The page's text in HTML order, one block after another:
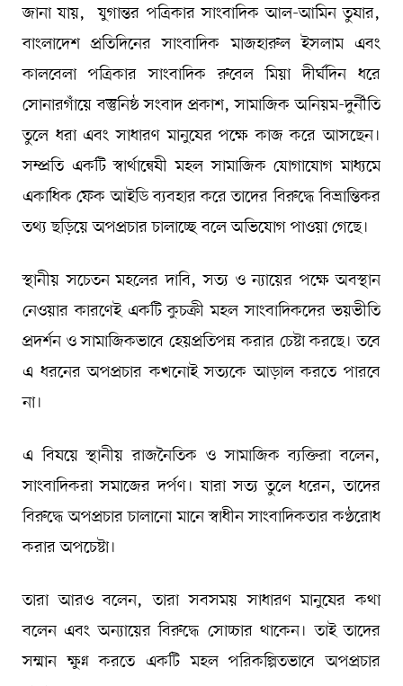
জানা যায়, যুগান্তর পত্রিকার সাংবাদিক আল-আমিন তুষার,
বাংলাদেশ প্রতিদিনের সাংবাদিক মাজহারুল ইসলাম এবং
কালবেলা পত্রিকার সাংবাদিক রুবেল মিয়া দীর্ঘদিন ধরে
সোনারগাঁয়ে বস্তুনিষ্ঠ সংবাদ প্রকাশ, সামাজিক অনিয়ম-দুর্নীতি
তুলে ধরা এবং সাধারণ মানুষের পক্ষে কাজ করে আসছেন।
সম্প্রতি একটি স্বার্থান্বেষী মহল সামাজিক যোগাযোগ মাধ্যমে
একাধিক ফেক আইডি ব্যবহার করে তাদের বিরুদ্ধে বিভ্রান্তিকর
তথ্য ছড়িয়ে অপপ্রচার চালাচ্ছে বলে অভিযোগ পাওয়া গেছে।
স্থানীয় সচেতন মহলের দাবি, সত্য ও ন্যায়ের পক্ষে অবস্থান
নেওয়ার কারণেই একটি কুচক্রী মহল সাংবাদিকদের ভয়ভীতি
প্রদর্শন ও সামাজিকভাবে হেয়প্রতিপন্ন করার চেষ্টা করছে। তবে
এ ধরনের অপপ্রচার কখনোই সত্যকে আড়াল করতে পারবে
না।
এ বিষয়ে স্থানীয় রাজনৈতিক ও সামাজিক ব্যক্তিরা বলেন,
সাংবাদিকরা সমাজের দর্পণ। যারা সত্য তুলে ধরেন, তাদের
বিরুদ্ধে অপপ্রচার চালানো মানে স্বাধীন সাংবাদিকতার কণ্ঠরোধ
করার অপচেষ্টা।
তারা আরও বলেন, তারা সবসময় সাধারণ মানুষের কথা
বলেন এবং অন্যায়ের বিরুদ্ধে সোচ্চার থাকেন। তাই তাদের
সম্মান ক্ষুণ্ন করতে একটি মহল পরিকল্পিতভাবে অপপ্রচার